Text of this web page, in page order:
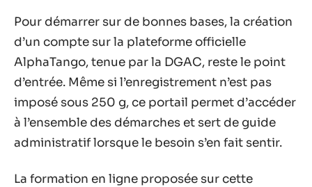
Pour démarrer sur de bonnes bases, la création
d’un compte sur la plateforme officielle
AlphaTango, tenue par la DGAC, reste le point
d’entrée. Même si l’enregistrement n’est pas
imposé sous 250 g, ce portail permet d’accéder
à l’ensemble des démarches et sert de guide
administratif lorsque le besoin s’en fait sentir.
La formation en ligne proposée sur cette